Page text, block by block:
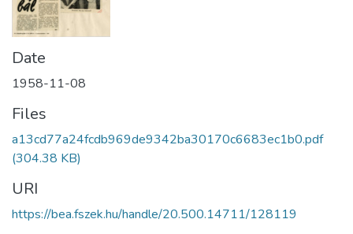
Date
1958-11-08
Files
a13cd77a24fcdb969de9342ba30170c6683ec1b0.pdf
(304.38 KB)
URI
https://bea.fszek.hu/handle/20.500.14711/128119